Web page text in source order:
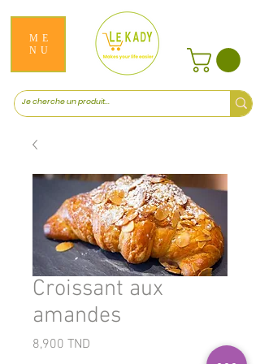
ME
NU
Croissant aux
amandes
8,900 TND